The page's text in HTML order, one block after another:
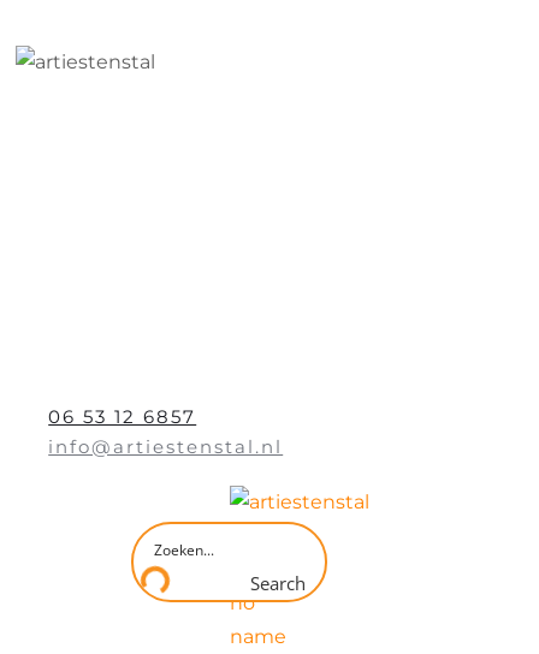
06 53 12 6857
info@artiestenstal.nl
Search